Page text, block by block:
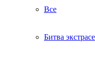
Все
Битва